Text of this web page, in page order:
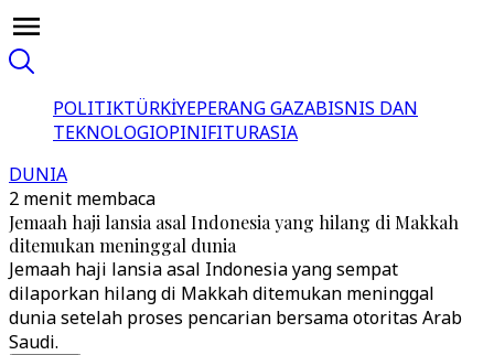
POLITIKTÜRKİYEPERANG GAZABISNIS DAN
TEKNOLOGIOPINIFITURASIA
DUNIA
2 menit membaca
Jemaah haji lansia asal Indonesia yang hilang di Makkah
ditemukan meninggal dunia
Jemaah haji lansia asal Indonesia yang sempat
dilaporkan hilang di Makkah ditemukan meninggal
dunia setelah proses pencarian bersama otoritas Arab
Saudi.